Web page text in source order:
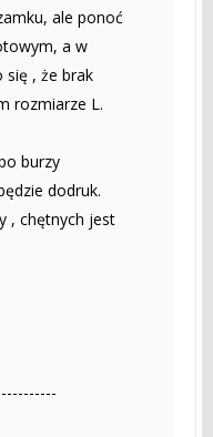
ale ponoć
a w
się , że brak
rozmiarze L.
burzy
dodruk.
, chętnych jest